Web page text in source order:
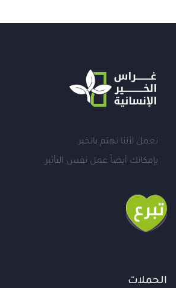
نعمل لأننا نهتم بالخير.
بإمكانك أيضاً عمل نفس التأثير.
الحملات